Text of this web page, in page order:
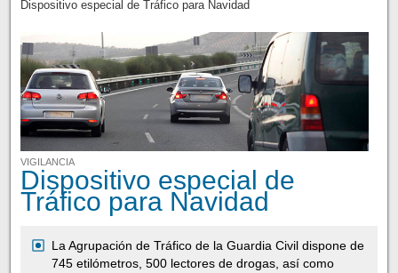
Dispositivo especial de Tráfico para Navidad
VIGILANCIA
Dispositivo especial de
Tráfico para Navidad
La Agrupación de Tráfico de la Guardia Civil dispone de
745 etilómetros, 500 lectores de drogas, así como